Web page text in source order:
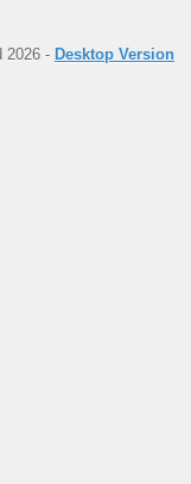
2026 - Desktop Version